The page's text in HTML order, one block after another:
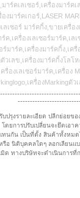
าร์คเลเซอร์,เครื่องมาร์ค
งมาร์คเกอร์,LASER
ลเซอร์ มาร์คกิ้ง,ขายเครื่อ
ค,เครื่องเลเซอร์มาร์ค,เล
ร์มาร์ค,เครื่องมาร์คกิ้ง,เค
วเลข,เครื่องมาร์คกิ้งโลโ
ครื่องเลเซอร์มาร์ค,เครื่อง
เครื่องMarkingตัว
ปรุงรายละเอียด ปลีกย่อยข
ดยการปรับเปลี่ยนจะยึดเอ
กัน เป็นที่ตั้ง สินค้าทั้งหมด
อ นิติบุคคลใดๆ ลอกเลียนแ
ด ทางบริษัทจะดำเนินการ